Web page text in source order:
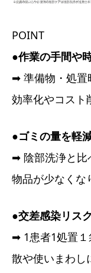
POINT
●作業の手間や
➡ 準備物・処置
効率化やコスト
●ゴミの量を軽
➡ 陰部洗浄と比
物品が少なくな
●交差感染リス
➡ 1患者1処置
散や使いまわし